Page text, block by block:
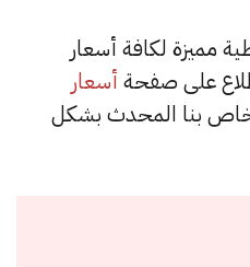
بعمل تغطية مميزة لكافة أسعار
على صفحة أسعار
بنا المحدث بشكل